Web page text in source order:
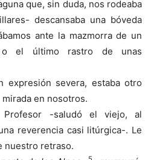
que, sin duda, nos rodeaba
descansaba una bóveda
ante la mazmorra de un
o el último rastro de unas
expresión severa, estaba otro
en nosotros.
Profesor -saludó el viejo, al
reverencia casi litúrgica-. Le
nuestro retraso.